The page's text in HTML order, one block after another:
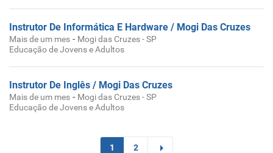
Instrutor De Informática E Hardware / Mogi Das Cruzes
Mais de um mes - Mogi das Cruzes - SP
Educação de Jovens e Adultos
Instrutor De Inglês / Mogi Das Cruzes
Mais de um mes - Mogi das Cruzes - SP
Educação de Jovens e Adultos
1 2